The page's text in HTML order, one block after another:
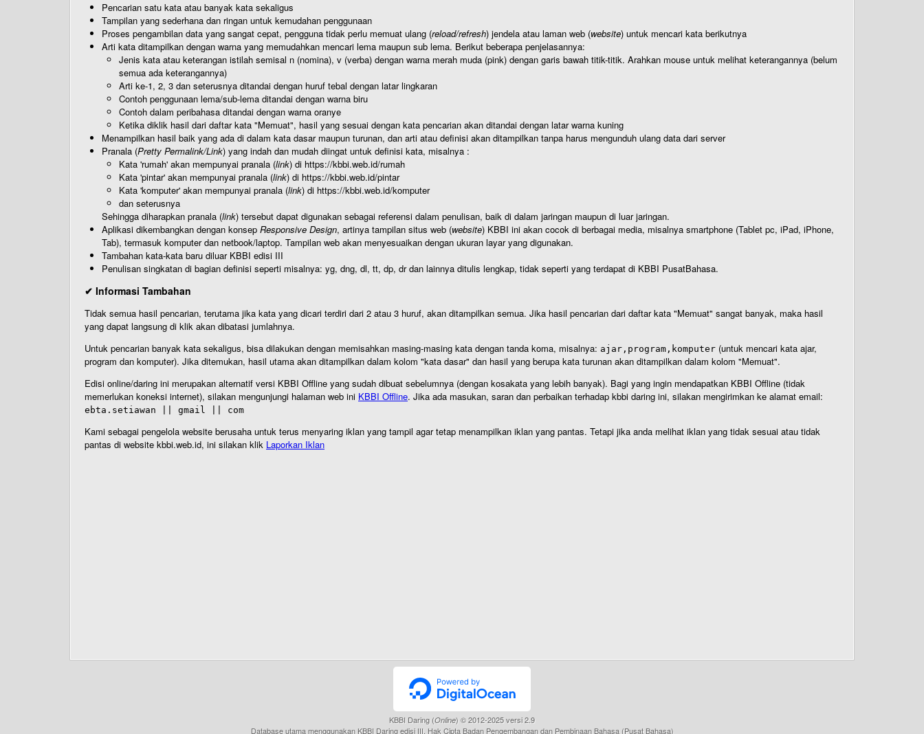
Pencarian satu kata atau banyak kata sekaligus
Tampilan yang sederhana dan ringan untuk kemudahan penggunaan
Proses pengambilan data yang sangat cepat, pengguna tidak perlu memuat ulang (reload/refresh) jendela atau laman web (website) untuk mencari kata berikutnya
Arti kata ditampilkan dengan warna yang memudahkan mencari lema maupun sub lema. Berikut beberapa penjelasannya:
Jenis kata atau keterangan istilah semisal n (nomina), v (verba) dengan warna merah muda (pink) dengan garis bawah titik-titik. Arahkan mouse untuk melihat keterangannya (belum
semua ada keterangannya)
Arti ke-1, 2, 3 dan seterusnya ditandai dengan huruf tebal dengan latar lingkaran
Contoh penggunaan lema/sub-lema ditandai dengan warna biru
Contoh dalam peribahasa ditandai dengan warna oranye
Ketika diklik hasil dari daftar kata "Memuat", hasil yang sesuai dengan kata pencarian akan ditandai dengan latar warna kuning
Menampilkan hasil baik yang ada di dalam kata dasar maupun turunan, dan arti atau definisi akan ditampilkan tanpa harus mengunduh ulang data dari server
Pranala (Pretty Permalink/Link) yang indah dan mudah diingat untuk definisi kata, misalnya :
Kata 'rumah' akan mempunyai pranala (link) di https://kbbi.web.id/rumah
Kata 'pintar' akan mempunyai pranala (link) di https://kbbi.web.id/pintar
Kata 'komputer' akan mempunyai pranala (link) di https://kbbi.web.id/komputer
dan seterusnya
Sehingga diharapkan pranala (link) tersebut dapat digunakan sebagai referensi dalam penulisan, baik di dalam jaringan maupun di luar jaringan.
Aplikasi dikembangkan dengan konsep Responsive Design, artinya tampilan situs web (website) KBBI ini akan cocok di berbagai media, misalnya smartphone (Tablet pc, iPad, iPhone,
Tab), termasuk komputer dan netbook/laptop. Tampilan web akan menyesuaikan dengan ukuran layar yang digunakan.
Tambahan kata-kata baru diluar KBBI edisi III
Penulisan singkatan di bagian definisi seperti misalnya: yg, dng, dl, tt, dp, dr dan lainnya ditulis lengkap, tidak seperti yang terdapat di KBBI PusatBahasa.
✔ Informasi Tambahan
Tidak semua hasil pencarian, terutama jika kata yang dicari terdiri dari 2 atau 3 huruf, akan ditampilkan semua. Jika hasil pencarian dari daftar kata "Memuat" sangat banyak, maka hasil
yang dapat langsung di klik akan dibatasi jumlahnya.
Untuk pencarian banyak kata sekaligus, bisa dilakukan dengan memisahkan masing-masing kata dengan tanda koma, misalnya: ajar,program,komputer (untuk mencari kata ajar,
program dan komputer). Jika ditemukan, hasil utama akan ditampilkan dalam kolom "kata dasar" dan hasil yang berupa kata turunan akan ditampilkan dalam kolom "Memuat".
Edisi online/daring ini merupakan alternatif versi KBBI Offline yang sudah dibuat sebelumnya (dengan kosakata yang lebih banyak). Bagi yang ingin mendapatkan KBBI Offline (tidak
memerlukan koneksi internet), silakan mengunjungi halaman web ini KBBI Offline. Jika ada masukan, saran dan perbaikan terhadap kbbi daring ini, silakan mengirimkan ke alamat email:
ebta.setiawan || gmail || com
Kami sebagai pengelola website berusaha untuk terus menyaring iklan yang tampil agar tetap menampilkan iklan yang pantas. Tetapi jika anda melihat iklan yang tidak sesuai atau tidak
pantas di website kbbi.web.id, ini silakan klik Laporkan Iklan
KBBI Daring (Online) © 2012-2025 versi 2.9
Database utama menggunakan KBBI Daring edisi III, Hak Cipta Badan Pengembangan dan Pembinaan Bahasa (Pusat Bahasa)